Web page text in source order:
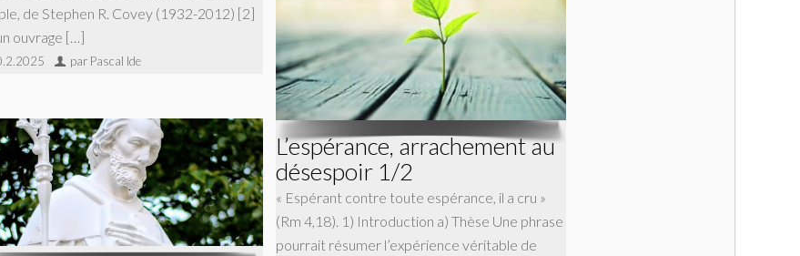
de Stephen R. Covey (1932-2012) [2]
ouvrage […]
par Pascal Ide
L’espérance, arrachement au
désespoir 1/2
« Espérant contre toute espérance, il a cru »
(Rm 4,18). 1) Introduction a) Thèse Une phrase
pourrait résumer l’expérience véritable de